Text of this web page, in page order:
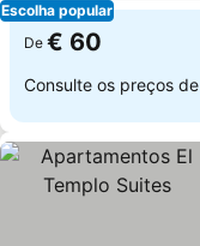
Escolha popular
De € 60
Consulte os preços de